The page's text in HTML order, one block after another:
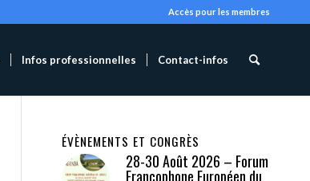
Accès pour les membres
Infos professionnelles Contact-infos
ÉVÈNEMENTS ET CONGRÈS
28-30 Août 2026 – Forum
Francophone Européen du